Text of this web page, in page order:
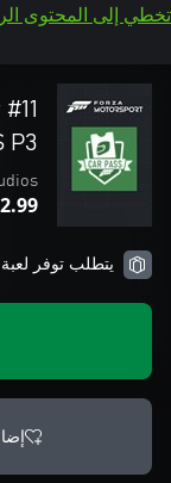
تخطي إلى المحتوى
P3
يتطلب توفر لعبة